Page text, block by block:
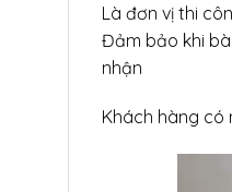
Là đơn vị thi
Đảm bảo khi
nhận
Khách hàng có